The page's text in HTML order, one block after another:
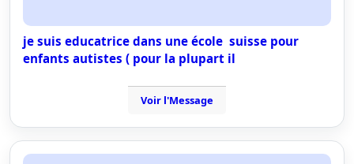
je suis educatrice dans une école suisse pour
enfants autistes ( pour la plupart il
Voir l'Message